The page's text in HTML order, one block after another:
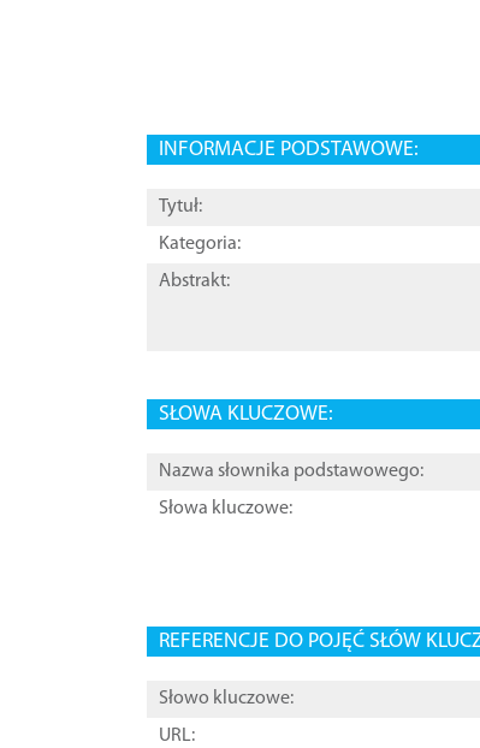
INFORMACJE PODSTAWOWE:
Tytuł:
Kategoria:
Abstrakt:
SŁOWA KLUCZOWE:
Nazwa słownika podstawowego:
Słowa kluczowe:
REFERENCJE DO POJĘĆ SŁÓW
Słowo kluczowe:
URL: